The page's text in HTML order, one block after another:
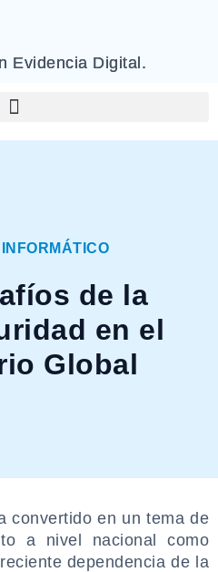
Evidencia Digital.
de la
en el
Global
convertido en un tema de
a nivel nacional como
dependencia de la